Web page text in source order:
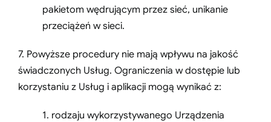
pakietom wędrującym przez sieć, unikanie
przeciążeń w sieci.
7. Powyższe procedury nie mają wpływu na jakość
świadczonych Usług. Ograniczenia w dostępie lub
korzystaniu z Usług i aplikacji mogą wynikać z:
1. rodzaju wykorzystywanego Urządzenia